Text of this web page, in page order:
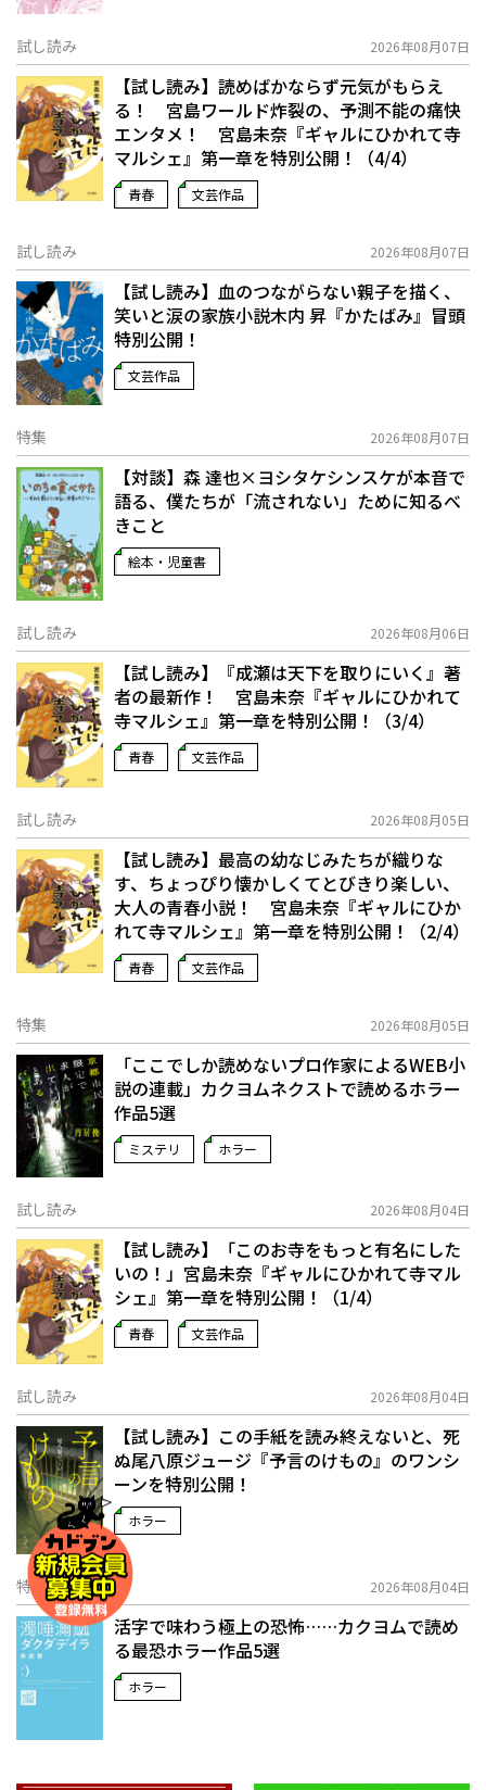
試し読み 2026年08月07日
【試し読み】読めばかならず元気がもらえ
る！ 宮島ワールド炸裂の、予測不能の痛快
エンタメ！ 宮島未奈『ギャルにひかれて寺
マルシェ』第一章を特別公開！（4/4）
青春 文芸作品
試し読み 2026年08月07日
【試し読み】血のつながらない親子を描く、
笑いと涙の家族小説――木内 昇『かたばみ』冒頭
特別公開！
文芸作品
特集 2026年08月07日
【対談】森 達也×ヨシタケシンスケが本音で
語る、僕たちが「流されない」ために知るべ
きこと
絵本・児童書
試し読み 2026年08月06日
【試し読み】『成瀬は天下を取りにいく』著
者の最新作！ 宮島未奈『ギャルにひかれて
寺マルシェ』第一章を特別公開！（3/4）
青春 文芸作品
試し読み 2026年08月05日
【試し読み】最高の幼なじみたちが織りな
す、ちょっぴり懐かしくてとびきり楽しい、
大人の青春小説！ 宮島未奈『ギャルにひか
れて寺マルシェ』第一章を特別公開！（2/4）
青春 文芸作品
特集 2026年08月05日
「ここでしか読めないプロ作家によるWEB小
説の連載」――カクヨムネクストで読めるホラー
作品5選
ミステリ ホラー
試し読み 2026年08月04日
【試し読み】「このお寺をもっと有名にした
いの！」宮島未奈『ギャルにひかれて寺マル
シェ』第一章を特別公開！（1/4）
青春 文芸作品
試し読み 2026年08月04日
【試し読み】この手紙を読み終えないと、死
ぬ――尾八原ジュージ『予言のけもの』のワンシ
ーンを特別公開！
ホラー
特集 2026年08月04日
活字で味わう極上の恐怖……カクヨムで読め
る最恐ホラー作品5選
ホラー